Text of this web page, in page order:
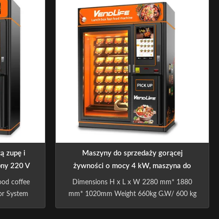
24h.
–
biur,
foodów, bento i dań gotowych. Realizuje
całodobową, bezobsługową sprzedaż
samoobsługową. Maszyna posiada
magazyn o dużej pojemności
zupę i
220 V
coffee
System
Maszyny do sprzedaży gorącej
żywności o mocy 4 kW, maszyna do
sprzedaży pudełka lunchowego MDB
Dimensions H x L x W 2280 mm* 1880
mm* 1020mm Weight 660kg G.W/ 600 kg